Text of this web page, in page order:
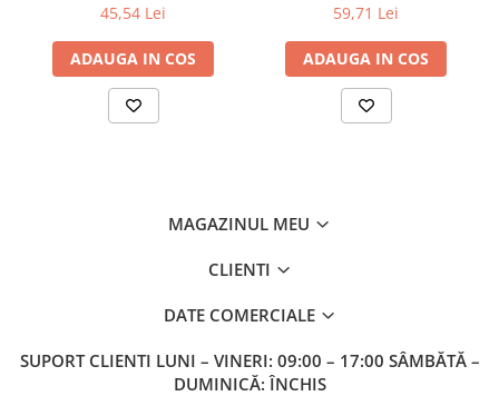
45,54 Lei
ADAUGA IN COS
59,71 Lei
ADAUGA IN COS
MAGAZINUL MEU
CLIENTI
DATE COMERCIALE
SUPORT CLIENTI LUNI – VINERI: 09:00 – 17:00 SÂMBĂTĂ –
DUMINICĂ: ÎNCHIS